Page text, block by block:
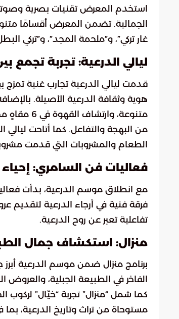
استخدم المعرض تقنيات بصرية
الجمالية. تضمن المعرض أقسامًا
غار تركي”، و”ملحمة المجد”، و”تركي
ليالي الدرعية: تجربة تجمع
قدمت ليالي الدرعية تجارب غنية تمزج
متنوعة،
من البهجة والتفاعل. كما أتاحت ليالي
الطعام والمشروبات التي قدمت
فعاليات فن السامري: إحياء
مع انطلاق موسم الدرعية، بدأت
فرقة فنية في أرجاء الدرعية لتقديم
تفاعلية تعبر عن روح الدرعية.
منزال: استكشاف جمال
برنامج منزال ضمن موسم الدرعية
الفاخر في الطبيعة الجبلية، والعروض
كما شمل “منزال” تجربة “خيّال” لركوب
مستوحاة من تراث وتاريخ الدرعية،